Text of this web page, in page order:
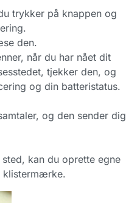
trykker på knappen og
den.
når du har nået dit
tjekker den, og
og din batteristatus.
og den sender dig
kan du oprette egne
klistermærke.